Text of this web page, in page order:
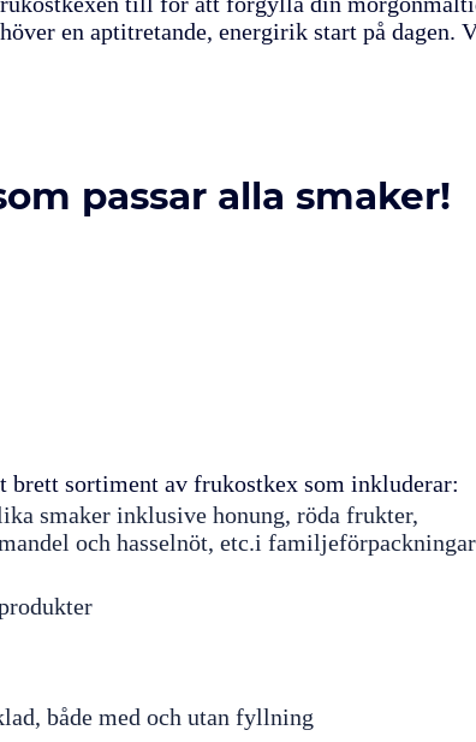
en aptitretande, energirik start på dagen.
passar alla smaker!
sortiment av frukostkex som inkluderar:
smaker inklusive honung, röda frukter,
och hasselnöt, etc.i familjeförpackningar
både med och utan fyllning